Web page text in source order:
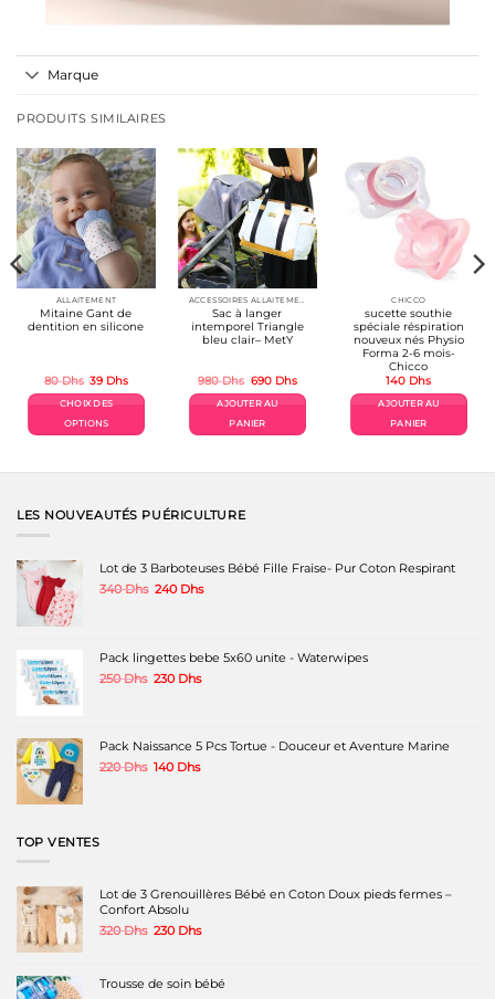
Marque
PRODUITS SIMILAIRES
ALLAITEMENT
Mitaine Gant de
dentition en silicone
80Dhs Le
initial
était :
80 Dhs.
39 DhsLe
actuel
CHOIX DES
OPTIONS
variations.
être
choisies
produit
ACCESSOIRES ALLAITEMENT / REPAS
Sac à langer
intemporel Triangle
bleu clair– MetY
980Dhs Le
initial
était :
980 Dhs.
690 DhsLe
actuel
AJOUTER AU
PANIER
CHICCO
sucette southie
spéciale réspiration
nouveux nés Physio
Forma 2-6 mois-
Chicco
140 Dhs
AJOUTER AU
PANIER
LES NOUVEAUTÉS PUÉRICULTURE
Lot de 3 Barboteuses Bébé Fille Fraise- Pur Coton Respirant
340Dhs Le
340 Dhs.
240 DhsLe
240 Dhs.
Pack lingettes bebe 5x60 unite - Waterwipes
250Dhs Le
250 Dhs.
230 DhsLe
230 Dhs.
Pack Naissance 5 Pcs Tortue - Douceur et Aventure Marine
220Dhs Le
140 DhsLe
TOP VENTES
Lot de 3 Grenouillères Bébé en Coton Doux pieds fermes –
Confort Absolu
320Dhs Le
était :
320 Dhs.
230 DhsLe
est :
230 Dhs.
Trousse de soin bébé